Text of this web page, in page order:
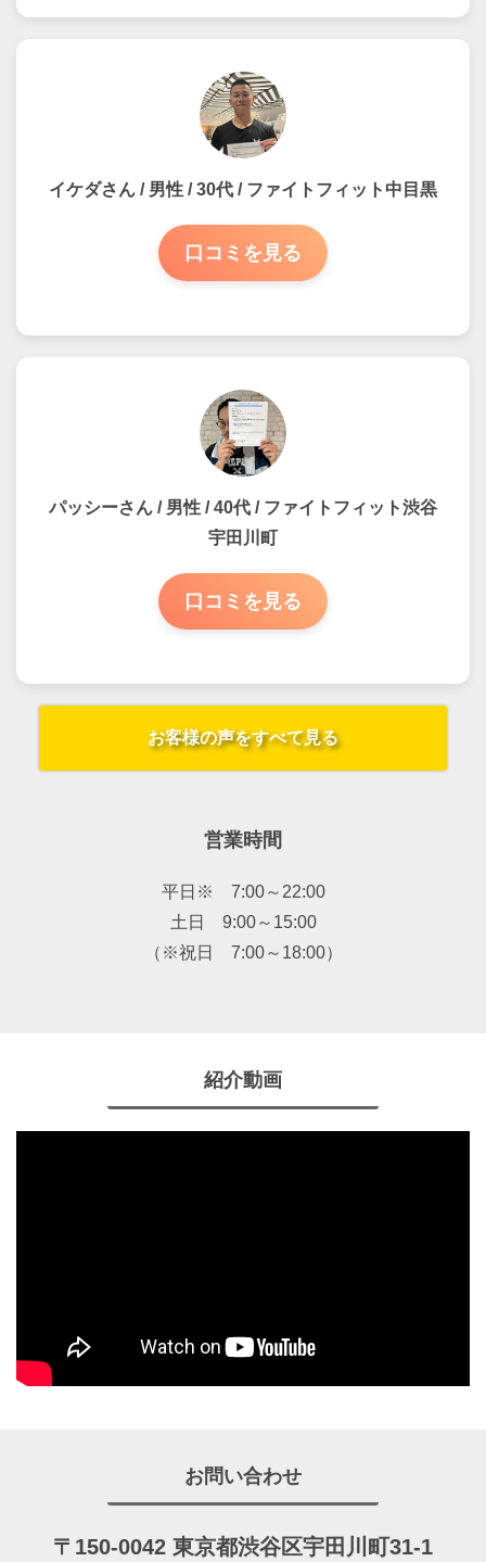
イケダさん / 男性 / 30代 / ファイトフィット中目黒
口コミを見る
パッシーさん / 男性 / 40代 / ファイトフィット渋谷
宇田川町
口コミを見る
お客様の声をすべて見る
営業時間
平日※ 7:00～22:00
土日 9:00～15:00
（※祝日 7:00～18:00）
紹介動画
お問い合わせ
〒150-0042 東京都渋谷区宇田川町31-1